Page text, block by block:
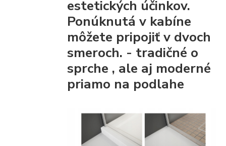
estetických účinkov.
Ponúknutá v kabíne
môžete pripojiťv dvoch
smeroch. - tradičné o
sprche , ale aj moderné
priamo na podlahe